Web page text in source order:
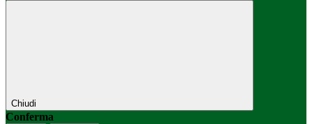
Chiudi
Conferma